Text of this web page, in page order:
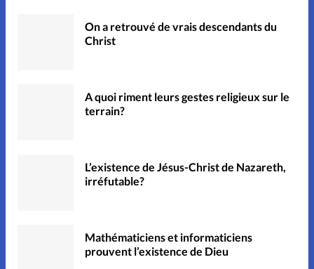
On a retrouvé de vrais descendants du
Christ
A quoi riment leurs gestes religieux sur le
terrain?
L’existence de Jésus-Christ de Nazareth,
irréfutable?
Mathématiciens et informaticiens
prouvent l’existence de Dieu